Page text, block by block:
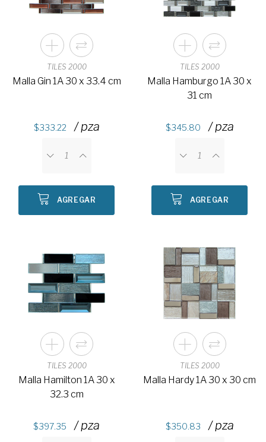
TILES 2000
Malla Gin 1A 30 x 33.4 cm
333.22 / pza
AGREGAR
TILES 2000
Malla Hamburgo 1A 30 x
31 cm
345.80 / pza
AGREGAR
TILES 2000
Malla Hamilton 1A 30 x
32.3 cm
397.35 / pza
TILES 2000
Malla Hardy 1A 30 x 30 cm
350.83 / pza